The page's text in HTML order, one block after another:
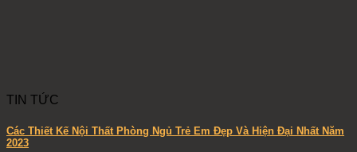
TIN TỨC
Các Thiết Kế Nội Thất Phòng Ngủ Trẻ Em Đẹp Và Hiện Đại Nhất Năm
2023